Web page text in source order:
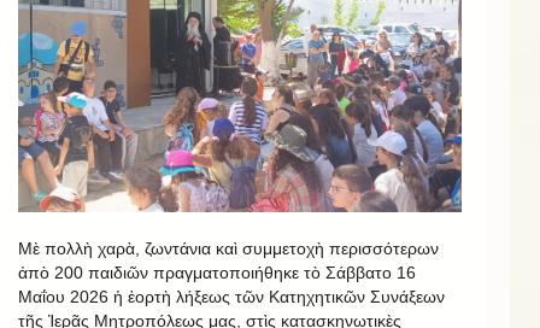
Μὲ πολλὴ χαρὰ, ζωντάνια καὶ συμμετοχὴ περισσότερων
ἀπὸ 200 παιδιῶν πραγματοποιήθηκε τὸ Σάββατο 16
Μαΐου 2026 ἡ ἐορτὴ λήξεως τῶν Κατηχητικῶν Συνάξεων
τῆς Ἱερᾶς Μητροπόλεως μας, στὶς κατασκηνωτικὲς